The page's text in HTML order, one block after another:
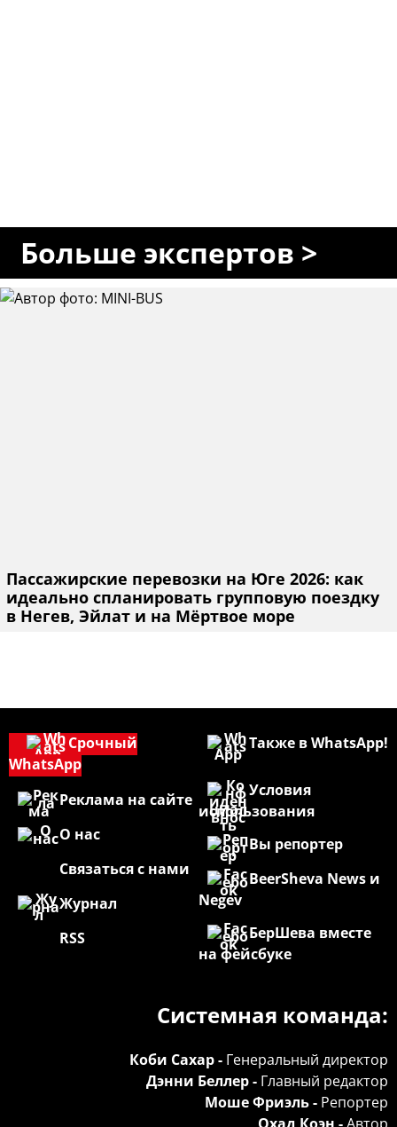
Больше экспертов >
Пассажирские перевозки на Юге 2026: как
идеально спланировать групповую поездку
в Негев, Эйлат и на Мёртвое море
Также в WhatsApp!
Условия
использования
Вы репортер
BeerSheva News и
Negev
БерШева вместе
на фейсбуке
Срочный
WhatsApp
Реклама на сайте
О нас
Связаться с нами
Журнал
RSS
Системная команда:
Коби Сахар - Генеральный директор
Дэнни Беллер - Главный редактор
Моше Фриэль - Репортер